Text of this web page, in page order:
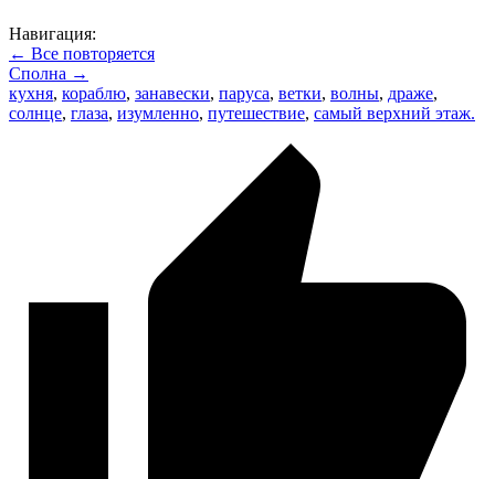
Навигация:
← Все повторяется
Сполна →
кухня, кораблю, занавески, паруса, ветки, волны, драже,
солнце, глаза, изумленно, путешествие, самый верхний этаж.